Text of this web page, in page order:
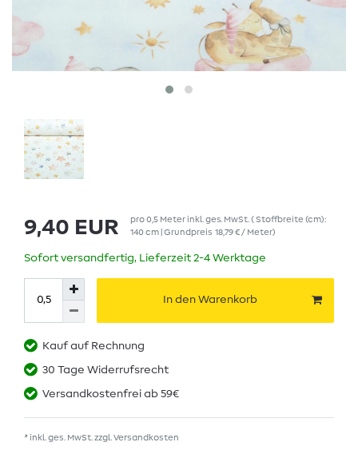
9,40 EUR pro0,5 Meterinkl. ges. MwSt. ( Stoffbreite (cm):
140 cm | Grundpreis 18,79 € / Meter)
Sofort versandfertig, Lieferzeit 2-4 Werktage
In den Warenkorb
Kauf auf Rechnung
30 Tage Widerrufsrecht
Versandkostenfrei ab 59€
* inkl. ges. MwSt. zzgl. Versandkosten